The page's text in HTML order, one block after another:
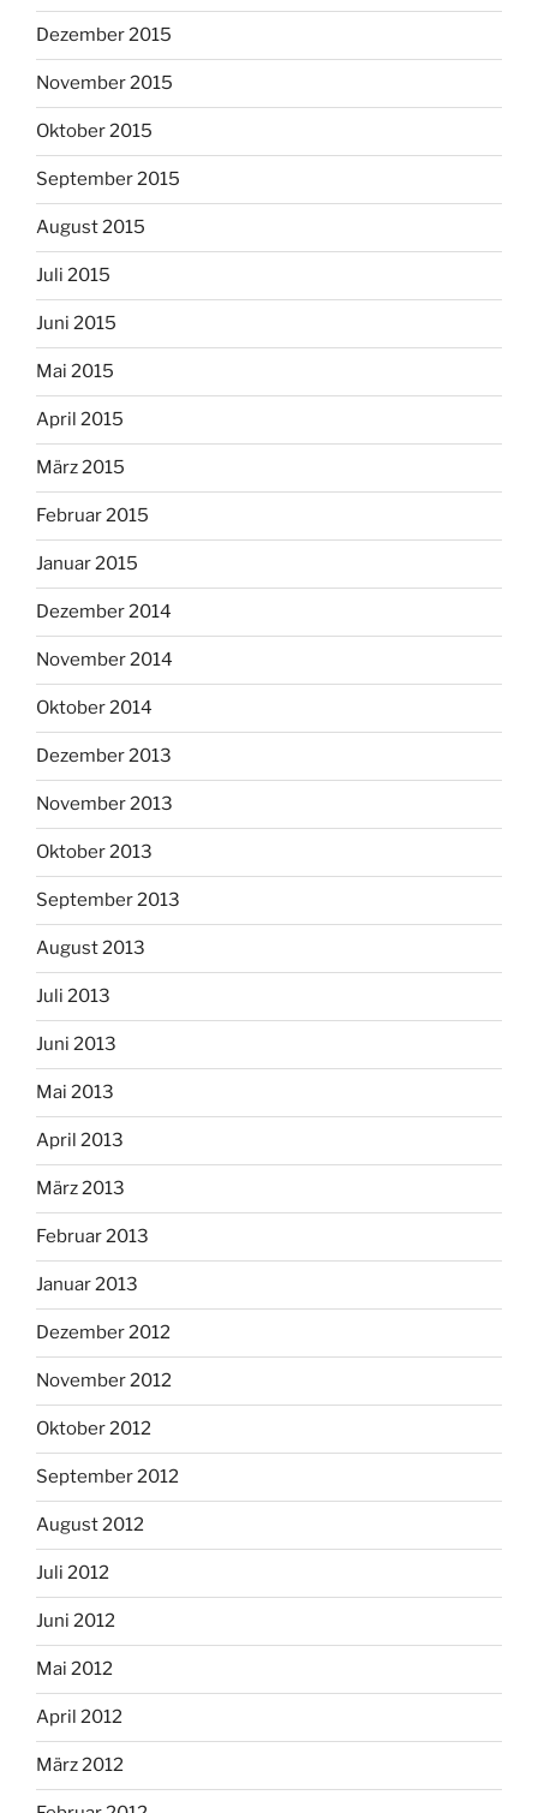
Dezember 2015
November 2015
Oktober 2015
September 2015
August 2015
Juli 2015
Juni 2015
Mai 2015
April 2015
März 2015
Februar 2015
Januar 2015
Dezember 2014
November 2014
Oktober 2014
Dezember 2013
November 2013
Oktober 2013
September 2013
August 2013
Juli 2013
Juni 2013
Mai 2013
April 2013
März 2013
Februar 2013
Januar 2013
Dezember 2012
November 2012
Oktober 2012
September 2012
August 2012
Juli 2012
Juni 2012
Mai 2012
April 2012
März 2012